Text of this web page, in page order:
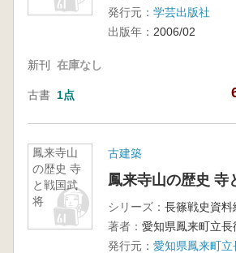
発行元： 学芸出版社
出版年： 2006/02
新刊 在庫なし
古書 1点
鳳来寺山
の歴史 寺
と戦国武
将
古建築
鳳来寺山の歴史 寺
シリーズ： 長篠戦史資料
著者： 愛知県鳳来町立
発行元： 愛知県鳳来町